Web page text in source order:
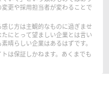
更や採用担当者が変わることで
じ方は主観的なものに過ぎませ
にとって望ましい企業とは言い
晴らしい企業はあるはずです。
は保証しかねます。あくまでも